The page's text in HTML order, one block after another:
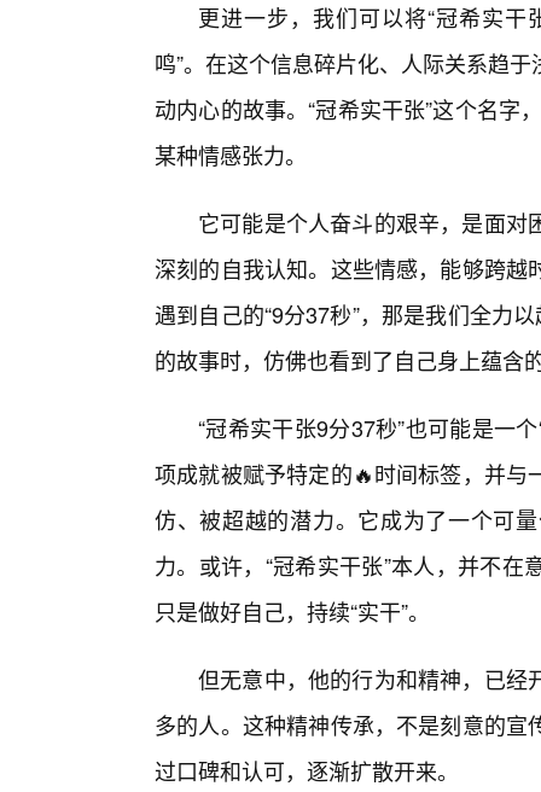
更进一步，我们可以将“冠希实干
鸣”。在这个信息碎片化、人际关系趋
动内心的故事。“冠希实干张”这个名字
某种情感张力。
它可能是个人奋斗的艰辛，是面
深刻的自我认知。这些情感，能够跨
遇到自己的“9分37秒”，那是我们全力
的故事时，仿佛也看到了自己身上蕴含
“冠希实干张9分37秒”也可能是一
项成就被赋予特定的🔥时间标签，并
仿、被超越的潜力。它成为了一个可
力。或许，“冠希实干张”本人，并不
只是做好自己，持续“实干”。
但无意中，他的行为和精神，已经
多的人。这种精神传承，不是刻意的
过口碑和认可，逐渐扩散开来。